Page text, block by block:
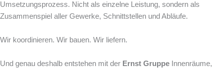
Umsetzungsprozess. Nicht als einzelne Leistung, sondern als
Zusammenspiel aller Gewerke, Schnittstellen und Abläufe.
Wir koordinieren. Wir bauen. Wir liefern.
Und genau deshalb entstehen mit der Ernst Gruppe Innenräume,